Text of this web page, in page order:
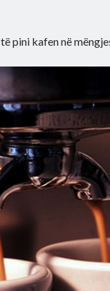
pini kafen në